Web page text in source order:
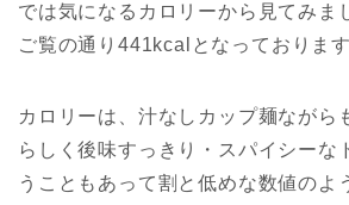
では気になるカロリーから見てみま
ご覧の通り441kcalとなっておりま
カロリーは、汁なしカップ麺ながら
らしく後味すっきり・スパイシーな
うこともあって割と低めな数値のよ